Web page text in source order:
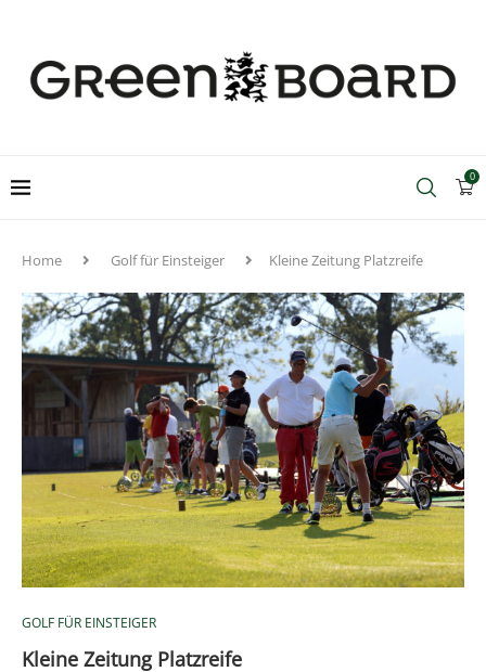
0
Home Golf für Einsteiger Kleine Zeitung Platzreife
GOLF FÜR EINSTEIGER
Kleine Zeitung Platzreife